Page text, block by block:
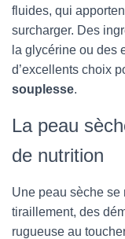
fluides, qui
surcharger. Des
la glycérine ou des
d’excellents choix
souplesse.
La peau
de nutrition
Une peau sèche se
tiraillement, des
rugueuse au